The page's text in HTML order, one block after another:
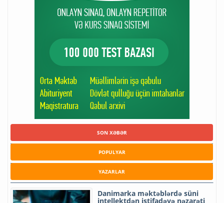
SON XƏBƏR
POPULYAR
YAZARLAR
Danimarka məktəblərdə süni
intellektdən istifadəyə nəzarəti